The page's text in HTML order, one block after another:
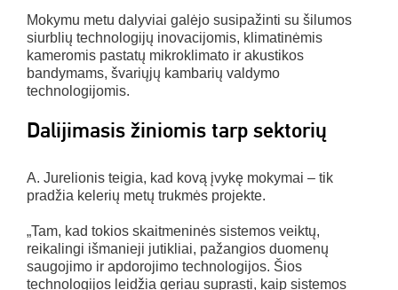
Mokymu metu dalyviai galėjo susipažinti su šilumos
siurblių technologijų inovacijomis, klimatinėmis
kameromis pastatų mikroklimato ir akustikos
bandymams, švariųjų kambarių valdymo
technologijomis.
Dalijimasis žiniomis tarp sektorių
A. Jurelionis teigia, kad kovą įvykę mokymai – tik
pradžia kelerių metų trukmės projekte.
„Tam, kad tokios skaitmeninės sistemos veiktų,
reikalingi išmanieji jutikliai, pažangios duomenų
saugojimo ir apdorojimo technologijos. Šios
technologijos leidžia geriau suprasti, kaip sistemos